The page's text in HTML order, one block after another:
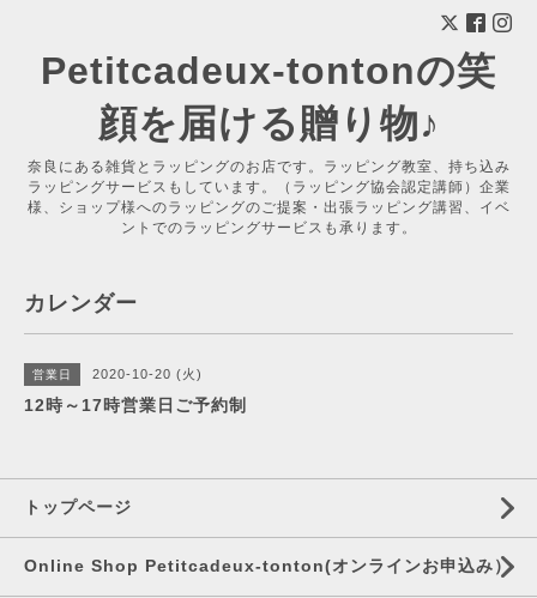
Petitcadeux-tontonの笑
顔を届ける贈り物♪
奈良にある雑貨とラッピングのお店です。ラッピング教室、持ち込み
ラッピングサービスもしています。（ラッピング協会認定講師）企業
様、ショップ様へのラッピングのご提案・出張ラッピング講習、イベ
ントでのラッピングサービスも承ります。
カレンダー
営業日 2020-10-20 (火)
12時～17時営業日ご予約制
トップページ
Online Shop Petitcadeux-tonton(オンラインお申込み）